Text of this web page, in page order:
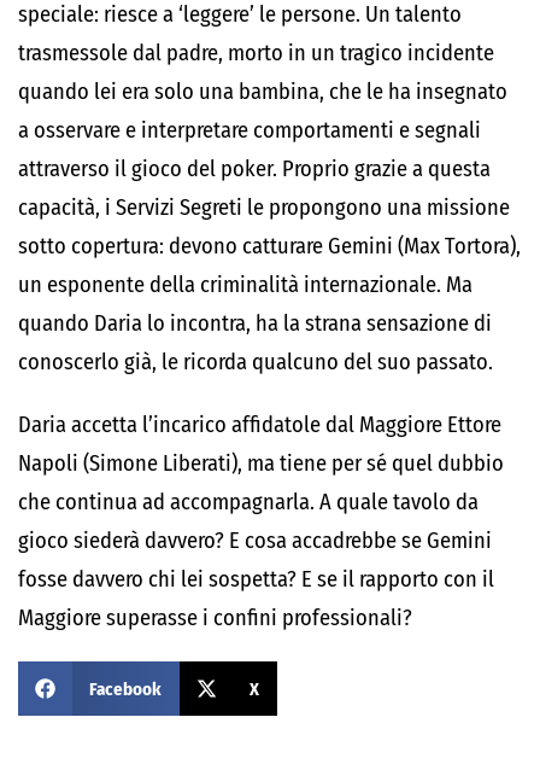
speciale: riesce a ‘leggere’ le persone. Un talento
trasmessole dal padre, morto in un tragico incidente
quando lei era solo una bambina, che le ha insegnato
a osservare e interpretare comportamenti e segnali
attraverso il gioco del poker. Proprio grazie a questa
capacità, i Servizi Segreti le propongono una missione
sotto copertura: devono catturare Gemini (Max Tortora),
un esponente della criminalità internazionale. Ma
quando Daria lo incontra, ha la strana sensazione di
conoscerlo già, le ricorda qualcuno del suo passato.
Daria accetta l’incarico affidatole dal Maggiore Ettore
Napoli (Simone Liberati), ma tiene per sé quel dubbio
che continua ad accompagnarla. A quale tavolo da
gioco siederà davvero? E cosa accadrebbe se Gemini
fosse davvero chi lei sospetta? E se il rapporto con il
Maggiore superasse i confini professionali?
Facebook X